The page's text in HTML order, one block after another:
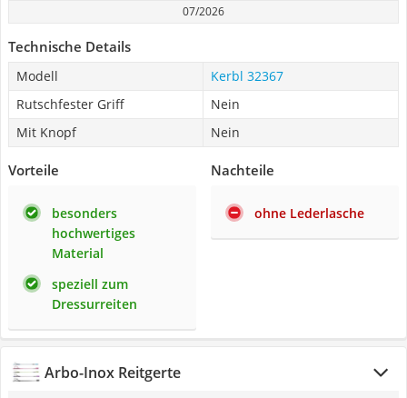
07/2026
Technische Details
Modell
Kerbl 32367
Rutschfester Griff
Nein
Mit Knopf
Nein
Vorteile
besonders
hochwertiges
Material
speziell zum
Dressurreiten
Nachteile
ohne Lederlasche
Arbo-Inox Reitgerte